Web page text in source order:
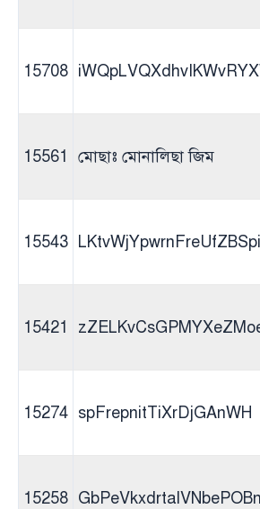
15708
15561 মোছাঃ মোনালিছা জিম
15543
15421
15274 spFrepnitTiXrDjGAnWH
15258 GbPeVkxdrtalVNbePOBn